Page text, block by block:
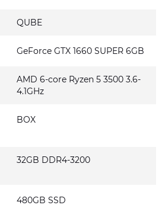
QUBE
GeForce GTX 1660 SUPER 6GB
AMD 6-core Ryzen 5 3500 3.6-
4.1GHz
BOX
32GB DDR4-3200
480GB SSD